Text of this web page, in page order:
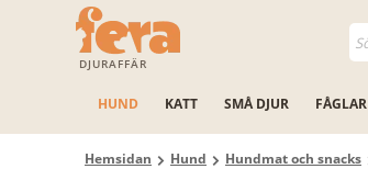
DJURAFFÄR
HUND KATT SMÅ DJUR FÅGLAR
Hemsidan Hund Hundmat och snacks